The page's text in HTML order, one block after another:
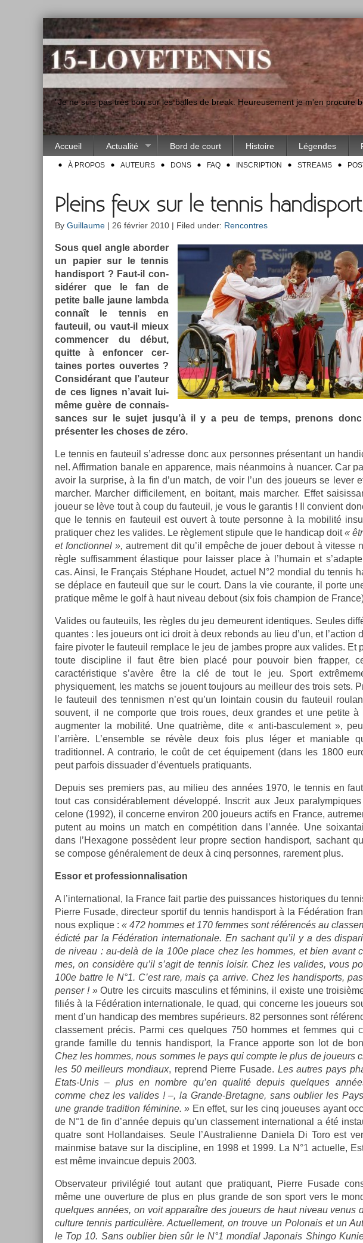
"Je ne suis pas très bon sur les balles de break. Heureusement je m'en procure
Accueil Actualité Bord de court Histoire Légendes
À PROPOS AUTEURS DONS FAQ INSCRIPTION STREAMS
Pleins feux sur le tennis handisport
By Guillaume | 26 février 2010 | Filed under: Rencontres
Sous quel angle ab­ord­er
un papi­er sur le ten­nis
han­dis­port ? Faut-il con­
sidér­er que le fan de
petite balle jaune lambda
connaît le ten­nis en
fauteuil, ou vaut-il mieux
com­menc­er du début,
quit­te à en­fonc­er cer­
taines por­tes ouver­tes ?
Con­sidérant que l’auteur
de ces lig­nes n’avait lui-
même guère de con­nais­
sances sur le sujet jusqu’à il y a peu de temps, pre­nons
présent­er les choses de zéro.
Le ten­nis en fauteuil s’ad­resse donc aux per­son­nes présen­tant un
nel. Af­firma­tion banale en ap­par­ence, mais néan­moins à nuanc­er. Car
avoir la sur­pr­ise, à la fin d’un match, de voir l’un des joueurs se lever
march­er. March­er dif­ficile­ment, en boitant, mais march­er. Effet
joueur se lève tout à coup du fauteuil, je vous le garan­tis ! Il con­vient
que le ten­nis en fauteuil est ouvert à toute per­son­ne à la mobilité
pratiqu­er chez les valides. Le règle­ment stipule que le han­dicap doit«
et fonction­nel », aut­re­ment dit qu’il empêche de jouer de­bout à vites­se
règle suf­fisam­ment élas­tique pour laiss­er place à l’humain et
cas. Ainsi, le Français Stéphane Houdet, ac­tuel N°2 mon­di­al du ten­nis
se déplace en fauteuil que sur le court. Dans la vie co­uran­te, il porte
pratique même le golf à haut niveau de­bout (six fois champ­ion de
Valides ou fauteuils, les règles du jeu de­meurent iden­tiques. Seules
quan­tes : les joueurs ont ici droit à deux re­bonds au lieu d’un, et l’ac­tion
faire pivot­er le fauteuil re­mplace le jeu de jam­bes pro­pre aux valides. Et
toute dis­cip­line il faut être bien placé pour pouvoir bien frapp­er,
caractéris­tique s’avère être la clé de tout le jeu. Sport
physique­ment, les matchs se jouent toujours au meil­leur des trois sets.
le fauteuil des ten­nism­en n’est qu’un loin­tain co­usin du fauteuil
souvent, il ne com­por­te que trois roues, deux gran­des et une petite à
aug­ment­er la mobilité. Une quat­rième, dite « anti-basculement »,
l’arrière. L’en­semble se révèle deux fois plus léger et man­i­able
tradition­nel. A contra­rio, le coût de cet équipe­ment (dans les 1800
peut par­fois dis­suad­er d’éven­tuels pratiquants.
De­puis ses pre­mi­ers pas, au milieu des années 1970, le ten­nis en
tout cas con­sidérab­le­ment développé. In­scrit aux Jeux
celone (1992), il con­cer­ne en­viron 200 joueurs ac­tifs en Fran­ce,
putent au moins un match en com­péti­tion dans l’année. Une
dans l’Hexagone possèdent leur pro­pre sec­tion han­dis­port, sac­hant
se com­pose générale­ment de deux à cinq per­son­nes, rare­ment plus.
Essor et pro­fes­sion­nalisa­tion
A l’in­ternation­al, la Fran­ce fait par­tie des puis­sances his­toriques du
Pier­re Fusade, di­rec­teur spor­tif du ten­nis han­dis­port à la Fédéra­tion
nous ex­plique : « 472 hom­mes et 170 fem­mes sont référencés au
édicté par la Fédéra­tion in­ter­nationale. En sac­hant qu’il y a des
de niveau : au-delà de la 100e place chez les hom­mes, et bien avant
mes, on con­sidère qu’il s’agit de ten­nis loisir. Chez les valides, vous
100e battre le N°1. C’est rare, mais ça ar­rive. Chez les han­dis­ports,
pens­er ! »Outre les cir­cuits mas­culins et féminins, il ex­is­te une
filiés à la Fédéra­tion in­ter­nationale, le quad, qui con­cer­ne les joueurs
ment d’un han­dicap des mem­bres sup­érieurs. 82 per­son­nes sont
clas­se­ment précis. Parmi ces quel­ques 750 hom­mes et fem­mes qui
gran­de famil­le du ten­nis han­dis­port, la Fran­ce ap­porte son lot de
Chez les hom­mes, nous som­mes le pays qui com­pte le plus de joueurs
les 50 meil­leurs mon­diaux, re­prend Pier­re Fusade. Les aut­res pays
Etats-Unis – plus en nombre qu’en qualité de­puis quel­ques
comme chez les valides ! –, la Grande-Bretagne, sans oub­li­er les
une gran­de tradi­tion féminine. » En effet, sur les cinq joueuses ayant
de N°1 de fin d’année de­puis qu’un clas­se­ment in­ter­nation­al a été
quat­re sont Hol­landaises. Seule l’Australien­ne Daniela Di Toro est
mainm­ise batave sur la dis­cip­line, en 1998 et 1999. La N°1 ac­tuel­le,
est même in­vain­cue de­puis 2003.
Ob­ser­vateur privilégié tout autant que pratiquant, Pier­re Fusade
même une ouver­ture de plus en plus gran­de de son sport vers le
quel­ques années, on voit ap­paraître des joueurs de haut niveau venus
cul­ture ten­nis par­ticuliè­re. Ac­tuel­le­ment, on trouve un Polonais et un
le Top 10. Sans oub­li­er bien sûr le N°1 mon­di­al Japonais Shin­go